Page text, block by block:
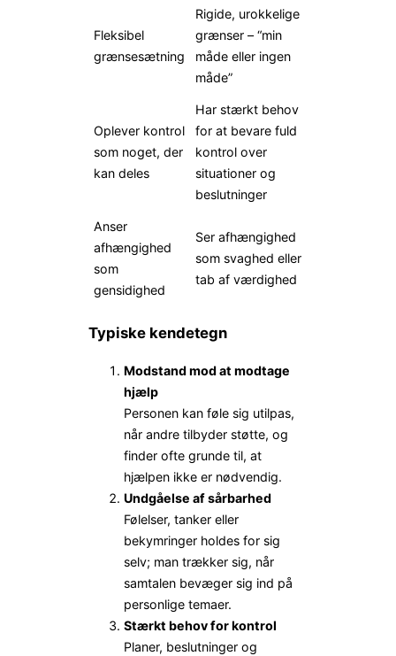
Fleksibel
grænsesætning
Rigide, urokkelige
grænser – “min
måde eller ingen
måde”
Oplever kontrol
som noget, der
kan deles
Har stærkt behov
for at bevare fuld
kontrol over
situationer og
beslutninger
Anser
afhængighed
som
gensidighed
Ser afhængighed
som svaghed eller
tab af værdighed
Typiske kendetegn
Modstand mod at modtage
hjælp
Personen kan føle sig utilpas,
når andre tilbyder støtte, og
finder ofte grunde til, at
hjælpen ikke er nødvendig.
Undgåelse af sårbarhed
Følelser, tanker eller
bekymringer holdes for sig
selv; man trækker sig, når
samtalen bevæger sig ind på
personlige temaer.
Stærkt behov for kontrol
Planer, beslutninger og